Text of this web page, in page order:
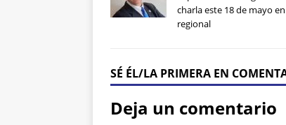
charla este 18 de mayo
regional
SÉ ÉL/LA PRIMERA EN
Deja un comentario